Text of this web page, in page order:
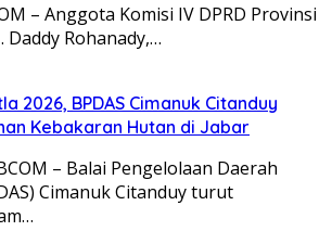
– Anggota Komisi IV DPRD Provinsi
Daddy Rohanady,…
2026, BPDAS Cimanuk Citanduy
Kebakaran Hutan di Jabar
– Balai Pengelolaan Daerah
Cimanuk Citanduy turut